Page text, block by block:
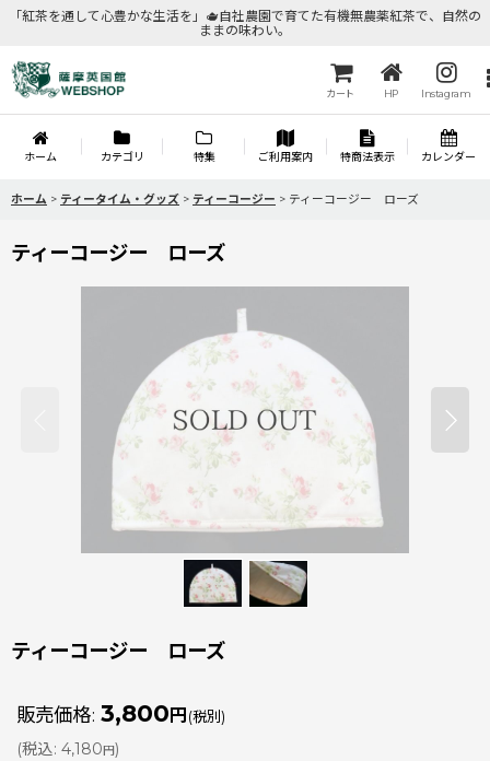
「紅茶を通して心豊かな生活を」🫖自社農園で育てた有機無農薬紅茶で、自然の
ままの味わい。
カート HP Instagram
ホーム カテゴリ 特集 ご利用案内 特商法表示 カレンダー
ホーム > ティータイム・グッズ > ティーコージー > ティーコージー ローズ
ティーコージー ローズ
ティーコージー ローズ
販売価格: 3,800 円 (税別)
(税込: 4,180 円)